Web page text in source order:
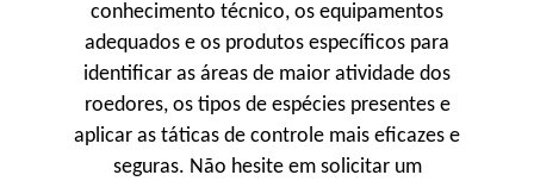
conhecimento técnico, os equipamentos
adequados e os produtos específicos para
identificar as áreas de maior atividade dos
roedores, os tipos de espécies presentes e
aplicar as táticas de controle mais eficazes e
seguras. Não hesite em solicitar um